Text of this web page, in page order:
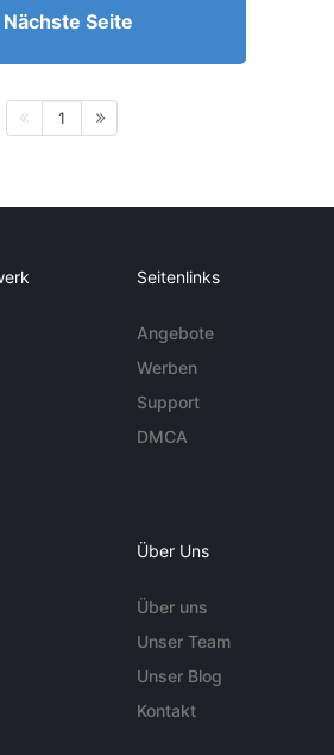
Nächste Seite
1
Seitenlinks
Angebote
Werben
Support
DMCA
Über Uns
Über uns
Unser Team
Unser Blog
Kontakt